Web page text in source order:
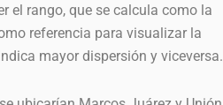
el rango, que se calcula como la
referencia para visualizar la
mayor dispersión y viceversa.